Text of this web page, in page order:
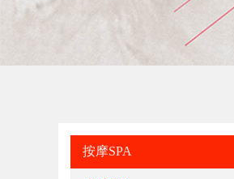
按摩SPA